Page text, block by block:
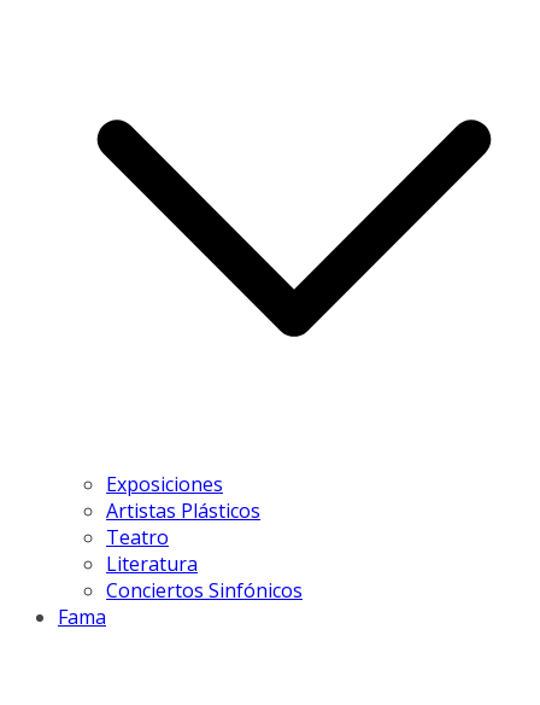
Exposiciones
Artistas Plásticos
Teatro
Literatura
Conciertos Sinfónicos
Fama